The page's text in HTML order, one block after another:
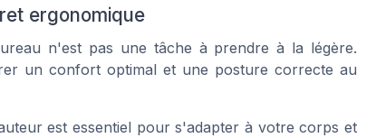
ergonomique
n'est pas une tâche à prendre à la légère.
un confort optimal et une posture correcte au
est essentiel pour s'adapter à votre corps et